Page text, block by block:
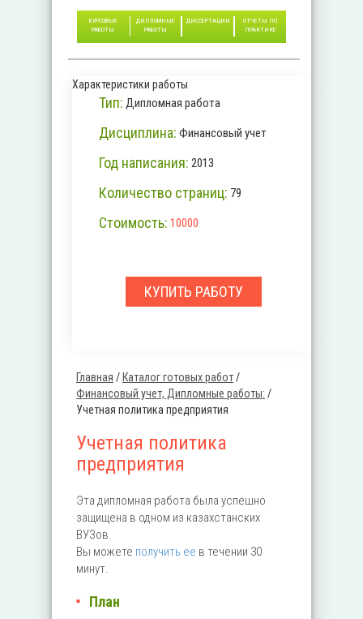
КУРСОВЫЕ
РАБОТЫ
ДИПЛОМНЫЕ
РАБОТЫ
ДИССЕРТАЦИИ
ОТЧЕТЫ ПО
ПРАКТИКЕ
Вы здесь
Главная / Каталог готовых работ/
Финансовый учет, Дипломные работы: /
Учетная политика предприятия
Учетная политика
предприятия
Эта дипломная работа была успешно
защищена в одном из казахстанских
ВУЗов.
Вы можете получить ее в течении 30
минут.
План
Характеристики работы
Тип: Дипломная работа
Дисциплина: Финансовый учет
Год написания: 2013
Количество страниц: 79
Стоимость: 10000
КУПИТЬ РАБОТУ